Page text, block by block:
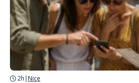
2h | Nice